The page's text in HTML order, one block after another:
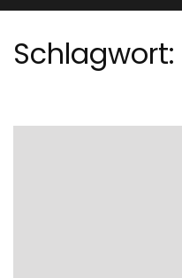
Schlagwort: